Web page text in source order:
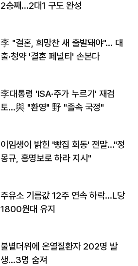
2승째…2대1 구도 완성
李 "결혼, 희망찬 새 출발돼야"… 대
출·청약 '결혼 페널티' 손본다
李대통령 'ISA·주가 누르기' 재검
토…與 "환영" 野 "졸속 국정"
이임생이 밝힌 '빵집 회동' 전말…"정
몽규, 홍명보로 하라 지시"
주유소 기름값 12주 연속 하락…L당
1800원대 유지
불볕더위에 온열질환자 202명 발
생…3명 숨져